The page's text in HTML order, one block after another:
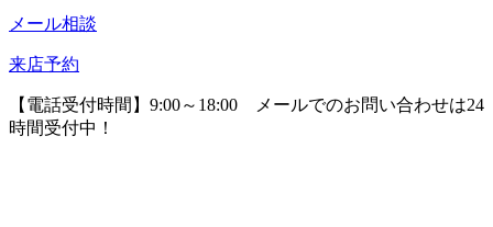
メール相談
来店予約
【電話受付時間】9:00～18:00
メールでのお問い合わせは24
時間受付中！